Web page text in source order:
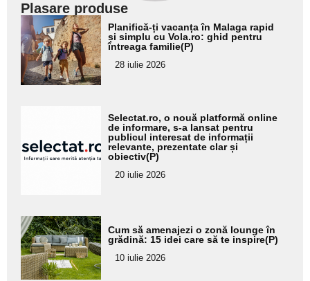
Plasare produse
Adaugă
aici textul
pentru
subtitlu
Planifică-ți vacanța în Malaga rapid
și simplu cu Vola.ro: ghid pentru
întreaga familie(P)
28 iulie 2026
pentru
subtitlu
Selectat.ro, o nouă platformă online
de informare, s-a lansat pentru
publicul interesat de informații
relevante, prezentate clar și
obiectiv(P)
20 iulie 2026
Adaugă
aici textul
pentru
subtitlu
Cum să amenajezi o zonă lounge în
grădină: 15 idei care să te inspire(P)
10 iulie 2026